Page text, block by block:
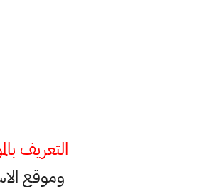
التعريف
وموقع